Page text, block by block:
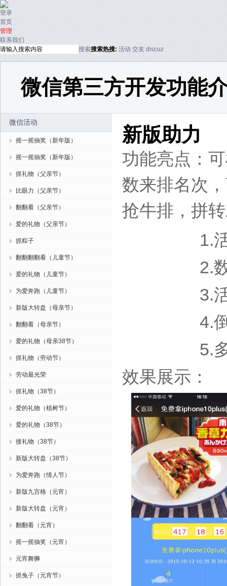
登录
首页
管理
联系我们
搜索搜索热搜: 活动 交友 discuz
微信第三方开发功能
微信活动
摇一摇抽奖（新年版）
摇一摇抽奖（新年版）
抓礼物（父亲节）
比眼力（父亲节）
翻翻看（父亲节）
爱的礼物（父亲节）
抓粽子
翻翻翻翻看（儿童节）
爱的礼物（儿童节）
为爱奔跑（儿童节）
新版大转盘（母亲节）
翻翻看（母亲节）
爱的礼物（母亲38节）
抓礼物（劳动节）
劳动最光荣
抓礼物（38节）
爱的礼物（植树节）
爱的礼物（38节）
接礼物（38节）
新版大转盘（38节）
为爱奔跑（情人节）
新版九宫格（元宵）
新版大转盘（元宵）
翻翻看（元宵）
摇一摇抽奖（元宵）
元宵舞狮
抓兔子（元宵节）
新版助力
功能亮点：
数来排名次
抢牛排，拼
1.活动
2.数据检
3.活动新
4.倒计
5.多款
效果展示：